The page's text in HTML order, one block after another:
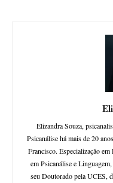
Elizandra Souza,
Psicanálise há mais de 20
Francisco. Especialização
em Psicanálise e
seu Doutorado pela UCES,